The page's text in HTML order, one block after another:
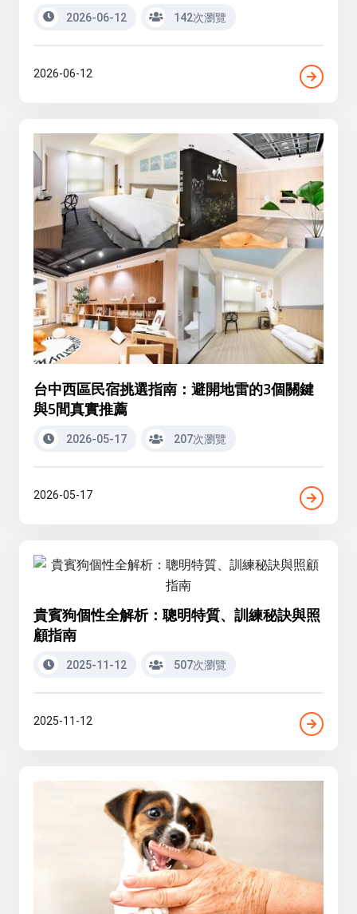
2026-06-12 142次瀏覽
2026-06-12
台中西區民宿挑選指南：避開地雷的3個關鍵
與5間真實推薦
2026-05-17 207次瀏覽
2026-05-17
貴賓狗個性全解析：聰明特質、訓練秘訣與照
顧指南
2025-11-12 507次瀏覽
2025-11-12